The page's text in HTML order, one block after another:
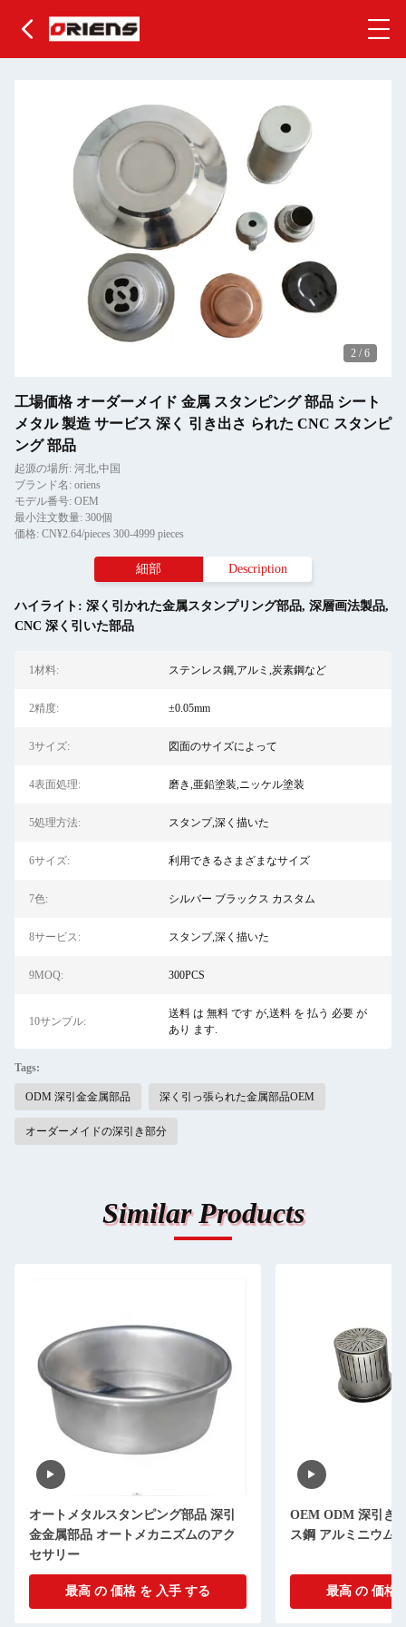
3 / 6
工場価格 オーダーメイド 金属 スタンピング 部品 シート
メタル 製造 サービス 深く 引き出さ られた CNC スタンピ
ング 部品
起源の場所: 河北,中国
ブランド名: oriens
モデル番号: OEM
最小注文数量: 300個
価格: CN¥2.64/pieces 300-4999 pieces
細部 Description
ハイライト: 深く引かれた金属スタンプリング部品, 深層画法製品,
CNC 深く引いた部品
1材料: ステンレス鋼,アルミ,炭素鋼など
2精度: ±0.05mm
3サイズ: 図面のサイズによって
4表面処理: 磨き,亜鉛塗装,ニッケル塗装
5処理方法: スタンプ,深く描いた
6サイズ: 利用できるさまざまなサイズ
7色: シルバー ブラックス カスタム
8サービス: スタンプ,深く描いた
9MOQ: 300PCS
10サンプル:
送料 は 無料 です が,送料 を 払う 必要 が
あり ます.
Tags:
ODM 深引金金属部品 深く引っ張られた金属部品OEM
オーダーメイドの深引き部分
Similar Products
OEM ODM 深引き金属部品 ステンレ
ス鋼 アルミニウム 高度磨き
最高 の 価格 を 入手 する
オーダー
装 ブラッ
最高